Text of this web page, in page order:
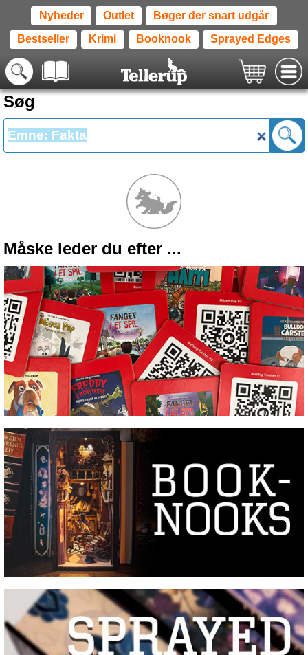
Nyheder Outlet Bøger der snart udgår
Bestseller Krimi Booknook Sprayed Edges
Søg
Måske leder du efter ...